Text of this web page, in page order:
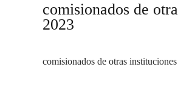
comisionados de
2023
comisionados de otras